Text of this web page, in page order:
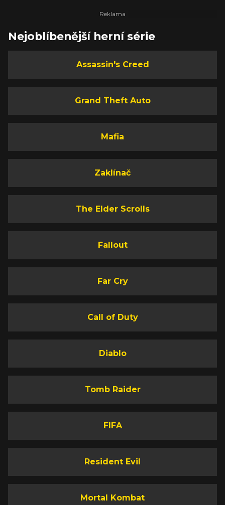
Nejoblíbenější herní série
Assassin's Creed
Grand Theft Auto
Mafia
Zaklínač
The Elder Scrolls
Fallout
Far Cry
Call of Duty
Diablo
Tomb Raider
FIFA
Resident Evil
Mortal Kombat